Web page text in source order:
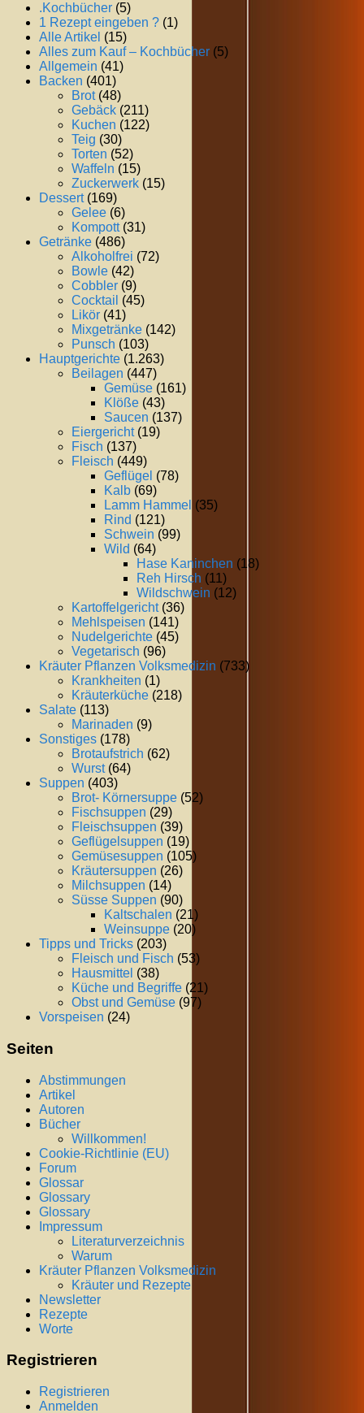
.Kochbücher (5)
1 Rezept eingeben ? (1)
Alle Artikel (15)
Alles zum Kauf – Kochbücher (5)
Allgemein (41)
Backen (401)
Brot(48)
Gebäck (211)
Kuchen (122)
Teig (30)
Torten (52)
Waffeln (15)
Zuckerwerk (15)
Dessert(169)
Gelee (6)
Kompott(31)
Getränke (486)
Alkoholfrei (72)
Bowle (42)
Cobbler (9)
Cocktail (45)
Likör (41)
Mixgetränke (142)
Punsch (103)
Hauptgerichte (1.263)
Beilagen (447)
Gemüse (161)
Klöße (43)
Saucen (137)
Eiergericht(19)
Fisch (137)
Fleisch (449)
Geflügel (78)
Kalb (69)
Lamm Hammel (35)
Rind (121)
Schwein (99)
Wild (64)
Hase Kaninchen (18)
Reh Hirsch (11)
Wildschwein (12)
Kartoffelgericht(36)
Mehlspeisen (141)
Nudelgerichte (45)
Vegetarisch (96)
Kräuter Pflanzen Volksmedizin (733)
Krankheiten (1)
Kräuterküche (218)
Salate (113)
Marinaden (9)
Sonstiges (178)
Brotaufstrich (62)
Wurst(64)
Suppen (403)
Brot- Körnersuppe (52)
Fischsuppen (29)
Fleischsuppen (39)
Geflügelsuppen (19)
Gemüsesuppen (105)
Kräutersuppen (26)
Milchsuppen (14)
Süsse Suppen (90)
Kaltschalen (21)
Weinsuppe (20)
Tipps und Tricks (203)
Fleisch und Fisch (53)
Hausmittel (38)
Küche und Begriffe (21)
Obst und Gemüse (97)
Vorspeisen (24)
Seiten
Abstimmungen
Artikel
Autoren
Bücher
Willkommen!
Cookie-Richtlinie (EU)
Forum
Glossar
Glossary
Glossary
Impressum
Literaturverzeichnis
Warum
Kräuter Pflanzen Volksmedizin
Kräuter und Rezepte
Newsletter
Rezepte
Worte
Registrieren
Registrieren
Anmelden